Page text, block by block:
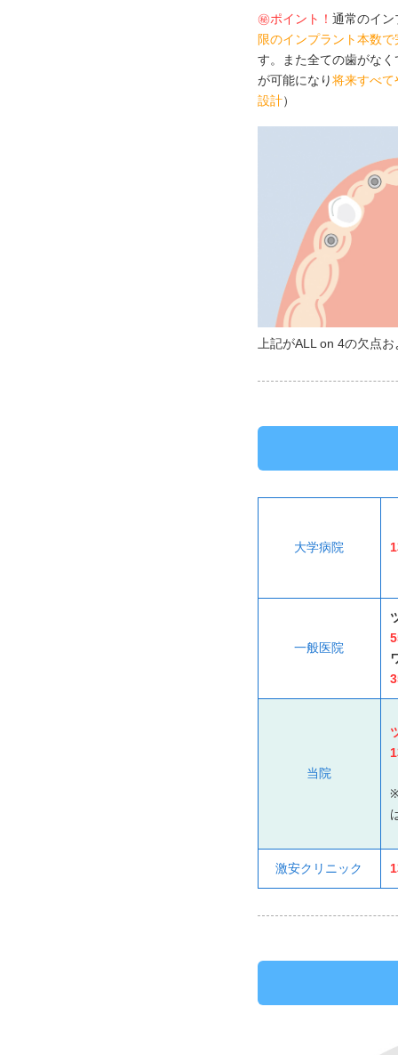
㊙ポイント！ 通常のイン
限のインプラント本数で
す。また全ての歯がな
が可能になり将来すべて
設計）
上記がALL on 4の欠点
大学病院
一般医院
当院
激安クリニック